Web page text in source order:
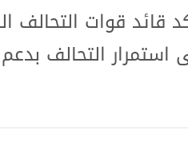
قائد قوات
استمرار التحالف